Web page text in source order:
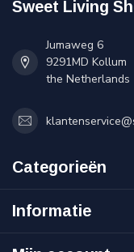
Sweet Living
Jumaweg 6
9291MD Kollum
the Netherlands
Categorieën
Informatie